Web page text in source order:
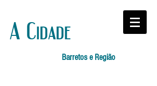
A Cidade
Barretos e Região